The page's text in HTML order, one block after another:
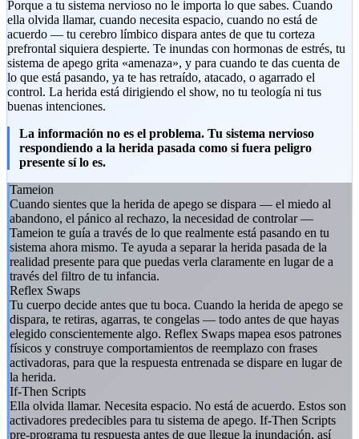
Porque a tu sistema nervioso no le importa lo que sabes. Cuando
ella olvida llamar, cuando necesita espacio, cuando no está de
acuerdo — tu cerebro límbico dispara antes de que tu corteza
prefrontal siquiera despierte. Te inundas con hormonas de estrés, tu
sistema de apego grita «amenaza», y para cuando te das cuenta de
lo que está pasando, ya te has retraído, atacado, o agarrado el
control. La herida está dirigiendo el show, no tu teología ni tus
buenas intenciones.
La información no es el problema. Tu sistema nervioso
respondiendo a la herida pasada como si fuera peligro
presente sí lo es.
Tameion
Cuando sientes que la herida de apego se dispara — el miedo al
abandono, el pánico al rechazo, la necesidad de controlar —
Tameion te guía a través de lo que realmente está pasando en tu
sistema ahora mismo. Te ayuda a separar la herida pasada de la
realidad presente para que puedas verla claramente en lugar de a
través del filtro de tu infancia.
Reflex Swaps
Tu cuerpo decide antes que tu boca. Cuando la herida de apego se
dispara, te retiras, agarras, te congelas — todo antes de que hayas
elegido conscientemente algo. Reflex Swaps mapea esos patrones
físicos y construye comportamientos de reemplazo con frases
activadoras, para que la respuesta entrenada se dispare en lugar de
la herida.
If-Then Scripts
Ella olvida llamar. Necesita espacio. No está de acuerdo. Estos son
activadores predecibles para tu sistema de apego. If-Then Scripts
pre-programa tu respuesta antes de que llegue la inundación, así